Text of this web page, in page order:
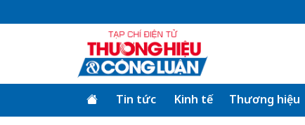
Tin tức Kinh tế Thương hiệu